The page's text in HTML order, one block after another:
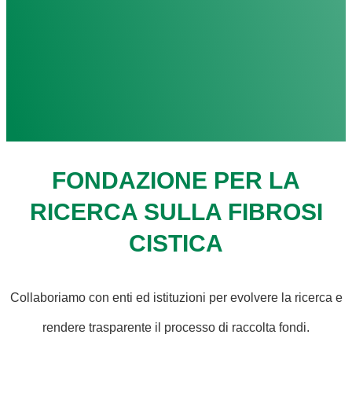
FONDAZIONE PER LA
RICERCA SULLA FIBROSI
CISTICA
Collaboriamo con enti ed istituzioni per evolvere la ricerca e
rendere trasparente il processo di raccolta fondi.